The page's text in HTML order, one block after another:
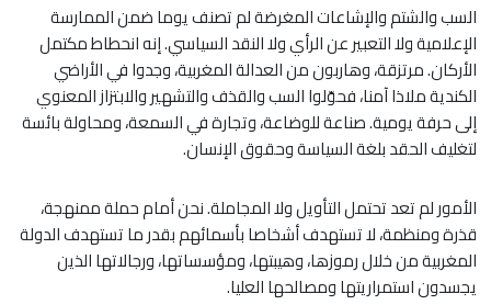
السب والشتم والإشاعات المغرضة لم تصنف يوما ضمن الممارسة
الإعلامية ولا التعبير عن الرأي ولا النقد السياسي. إنه ‏انحطاط مكتمل
الأركان. مرتزقة، وهاربون من العدالة المغربية، وجدوا في الأراضي
الكندية ملاذا آمنا، فحوّلوا السب والقذف ‏والتشهير والابتزاز المعنوي
إلى حرفة يومية. صناعة للوضاعة، وتجارة في السمعة، ومحاولة بائسة
لتغليف الحقد بلغة السياسة ‏وحقوق الإنسان.‏
الأمور لم تعد تحتمل التأويل ولا المجاملة. نحن أمام حملة ممنهجة،
قذرة ومنظمة، لا تستهدف أشخاصا بأسمائهم بقدر ما تستهدف ‏الدولة
المغربية من خلال رموزها، وهيبتها، ومؤسساتها، ورجالاتها الذين
يجسدون استمراريتها ومصالحها العليا.‏